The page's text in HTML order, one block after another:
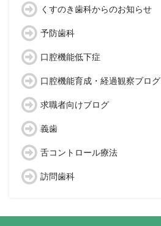
くすのき歯科からのお知らせ
予防歯科
口腔機能低下症
口腔機能育成・経過観察ブログ
求職者向けブログ
義歯
舌コントロール療法
訪問歯科